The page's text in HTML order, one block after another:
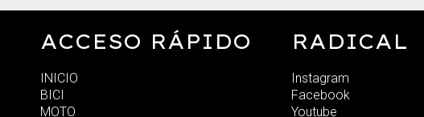
ACCESO RÁPIDO
INICIO
BICI
MOTO
RADICAL
Instagram
Facebook
Youtube